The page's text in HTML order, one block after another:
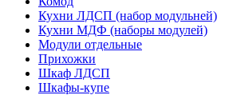
Кухни ЛДСП (набор модульней)
Кухни МДФ (наборы модулей)
Модули отдельные
Прихожки
Шкаф ЛДСП
Шкафы-купе